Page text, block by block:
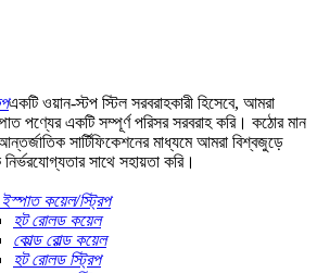
একটি ওয়ান-স্টপ স্টিল সরবরাহকারী হিসেবে, আমরা
পণ্যের একটি সম্পূর্ণ পরিসর সরবরাহ করি। কঠোর মান
সার্টিফিকেশনের মাধ্যমে আমরা বিশ্বজুড়ে
সাথে সহায়তা করি।
ইস্পাত কয়েল/স্ট্রিপ
হট রোলড কয়েল
কোল্ড রোল্ড কয়েল
হট রোলড স্ট্রিপ